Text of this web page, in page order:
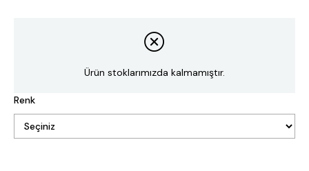
Ürün stoklarımızda kalmamıştır.
Renk